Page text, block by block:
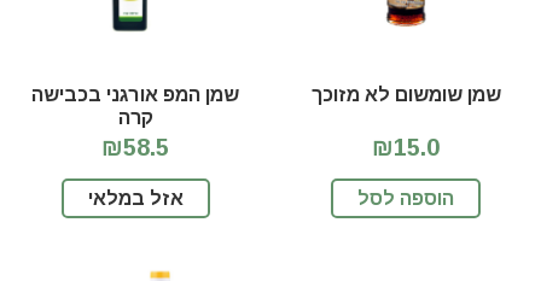
שמן שומשום לא מזוכך
₪15.0
הוספה לסל
שמן המפ אורגני בכבישה
קרה
₪58.5
אזל במלאי